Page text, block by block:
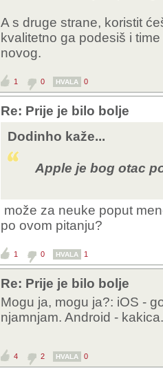
A s druge strane, koristit
kvalitetno ga podesiš i
novog.
1 0 HVALA 0
Re: Prije je bilo bolje
Dodinho kaže...
Apple je bog otac
može za neuke poput
po ovom pitanju?
1 0 HVALA 1
Re: Prije je bilo bolje
Mogu ja, mogu ja?: iOS -
njamnjam. Android -
4 2 HVALA 0